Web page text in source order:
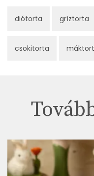
diótorta gríztorta
csokitorta